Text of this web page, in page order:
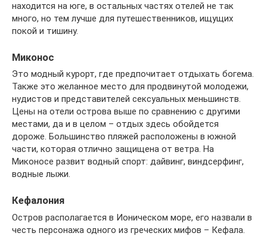
находится на юге, в остальных частях отелей не так
много, но тем лучше для путешественников, ищущих
покой и тишину.
Миконос
Это модный курорт, где предпочитает отдыхать богема.
Также это желанное место для продвинутой молодежи,
нудистов и представителей сексуальных меньшинств.
Цены на отели острова выше по сравнению с другими
местами, да и в целом – отдых здесь обойдется
дороже. Большинство пляжей расположены в южной
части, которая отлично защищена от ветра. На
Миконосе развит водный спорт: дайвинг, виндсерфинг,
водные лыжи.
Кефалония
Остров располагается в Ионическом море, его назвали в
честь персонажа одного из греческих мифов – Кефала.